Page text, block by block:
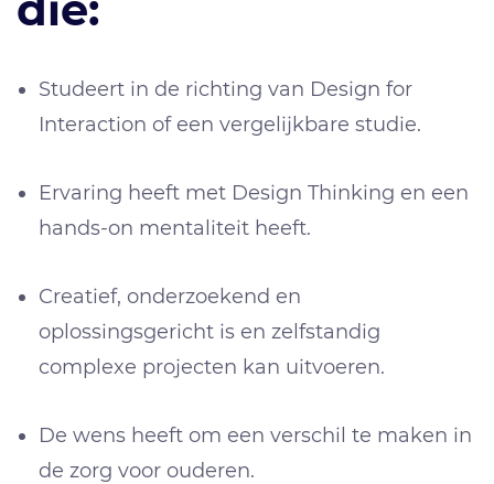
Studeert in de richting van Design for
Interaction of een vergelijkbare studie.
Ervaring heeft met Design Thinking en een
hands-on mentaliteit heeft.
Creatief, onderzoekend en
oplossingsgericht is en zelfstandig
complexe projecten kan uitvoeren.
De wens heeft om een verschil te maken in
de zorg voor ouderen.